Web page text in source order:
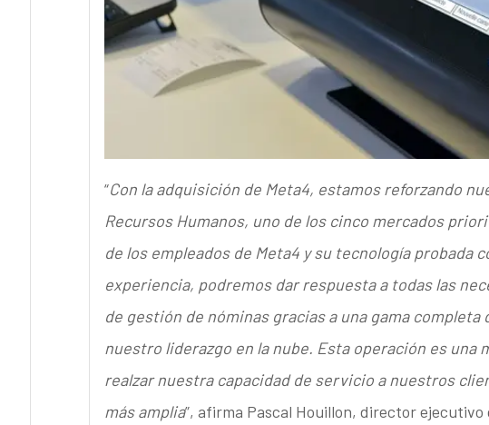
“Con la adquisición de Meta4, estamos reforzando
Recursos Humanos, uno de los cinco mercados
de los empleados de Meta4 y su tecnología probada
experiencia, podremos dar respuesta a todas las
de gestión de nóminas gracias a una gama
nuestro liderazgo en la nube. Esta operación es
realzar nuestra capacidad de servicio a nuestros
más amplia”, afirma Pascal Houillon, director ejecutivo